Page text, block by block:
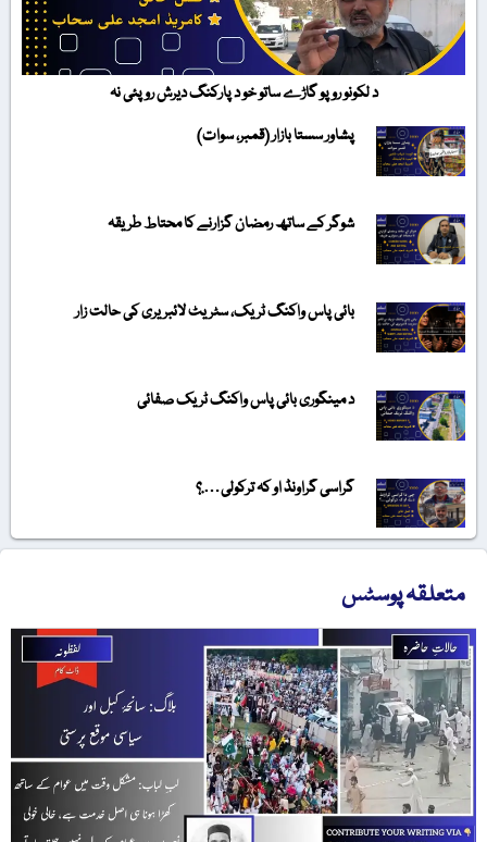
د لکونو روپو گاڑے ساتو خو د پارکنگ دیرش روپئی نہ
پشاور سستا بازار (قمبر، سوات)
شوگر کے ساتھ رمضان گزارنے کا محتاط طریقہ
بائی پاس واکنگ ٹریک، سٹریٹ لائبریری کی حالت زار
د مینگوری بائی پاس واکنگ ٹریک صفائی
گراسی گراونڈ او کہ ترکولی….؟
متعلقہ پوسٹس